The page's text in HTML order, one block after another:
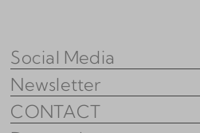
Social Media
Newsletter
CONTACT